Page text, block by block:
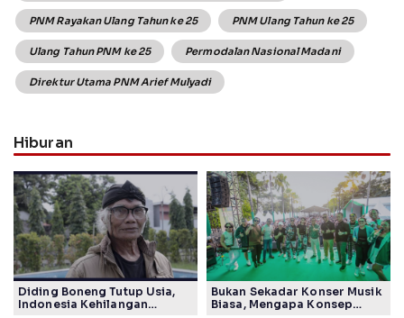
PNM Rayakan Ulang Tahun ke 25 PNM Ulang Tahun ke 25
Ulang Tahun PNM ke 25 Permodalan Nasional Madani
Direktur Utama PNM Arief Mulyadi
Hiburan
Diding Boneng Tutup Usia,
Indonesia Kehilangan
Bukan Sekadar Konser Musik
Biasa, Mengapa Konsep